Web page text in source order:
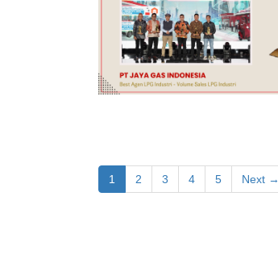
1 2 3 4 5 Next →